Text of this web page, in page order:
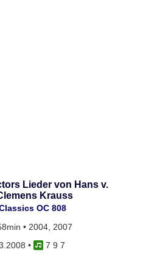
Lieder von Hans v.
Krauss
OC 808
• 2004, 2007
•
7 9 7